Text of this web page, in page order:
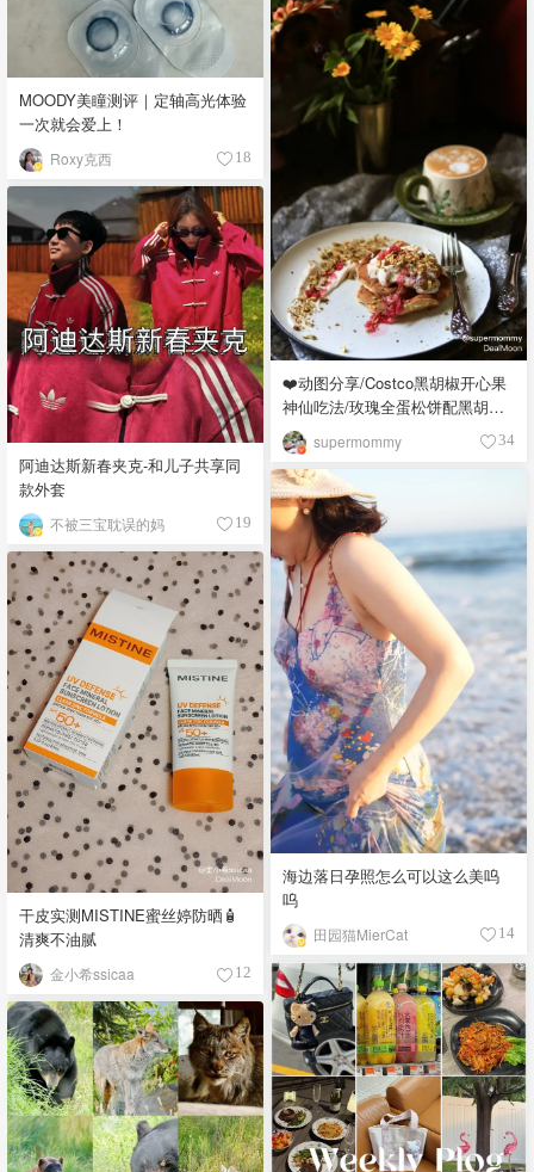
MOODY美瞳测评｜定轴高光体验
一次就会爱上！
Roxy克西 18
❤️动图分享/Costco黑胡椒开心果
神仙吃法/玫瑰全蛋松饼配黑胡椒
开心果碎太惊艳😍
supermommy 34
阿迪达斯新春夹克-和儿子共享同
款外套
不被三宝耽误的妈 19
海边落日孕照怎么可以这么美呜
呜
田园猫MierCat 14
干皮实测MISTINE蜜丝婷防晒🧴
清爽不油腻
金小希ssicaa 12